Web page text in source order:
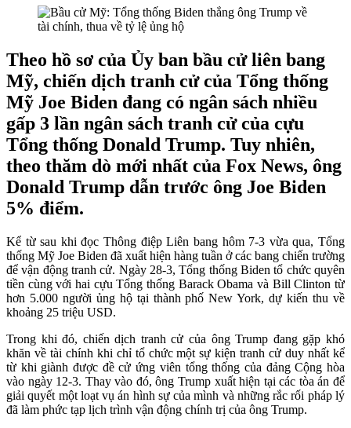
Theo hồ sơ của Ủy ban bầu cử liên bang
Mỹ, chiến dịch tranh cử của Tổng thống
Mỹ Joe Biden đang có ngân sách nhiều
gấp 3 lần ngân sách tranh cử của cựu
Tổng thống Donald Trump. Tuy nhiên,
theo thăm dò mới nhất của Fox News, ông
Donald Trump dẫn trước ông Joe Biden
5% điểm.
Kể từ sau khi đọc Thông điệp Liên bang hôm 7-3 vừa qua, Tổng
thống Mỹ Joe Biden đã xuất hiện hàng tuần ở các bang chiến trường
để vận động tranh cử. Ngày 28-3, Tổng thống Biden tổ chức quyên
tiền cùng với hai cựu Tổng thống Barack Obama và Bill Clinton từ
hơn 5.000 người ủng hộ tại thành phố New York, dự kiến thu về
khoảng 25 triệu USD.
Trong khi đó, chiến dịch tranh cử của ông Trump đang gặp khó
khăn về tài chính khi chỉ tổ chức một sự kiện tranh cử duy nhất kể
từ khi giành được đề cử ứng viên tổng thống của đảng Cộng hòa
vào ngày 12-3. Thay vào đó, ông Trump xuất hiện tại các tòa án để
giải quyết một loạt vụ án hình sự của mình và những rắc rối pháp lý
đã làm phức tạp lịch trình vận động chính trị của ông Trump.